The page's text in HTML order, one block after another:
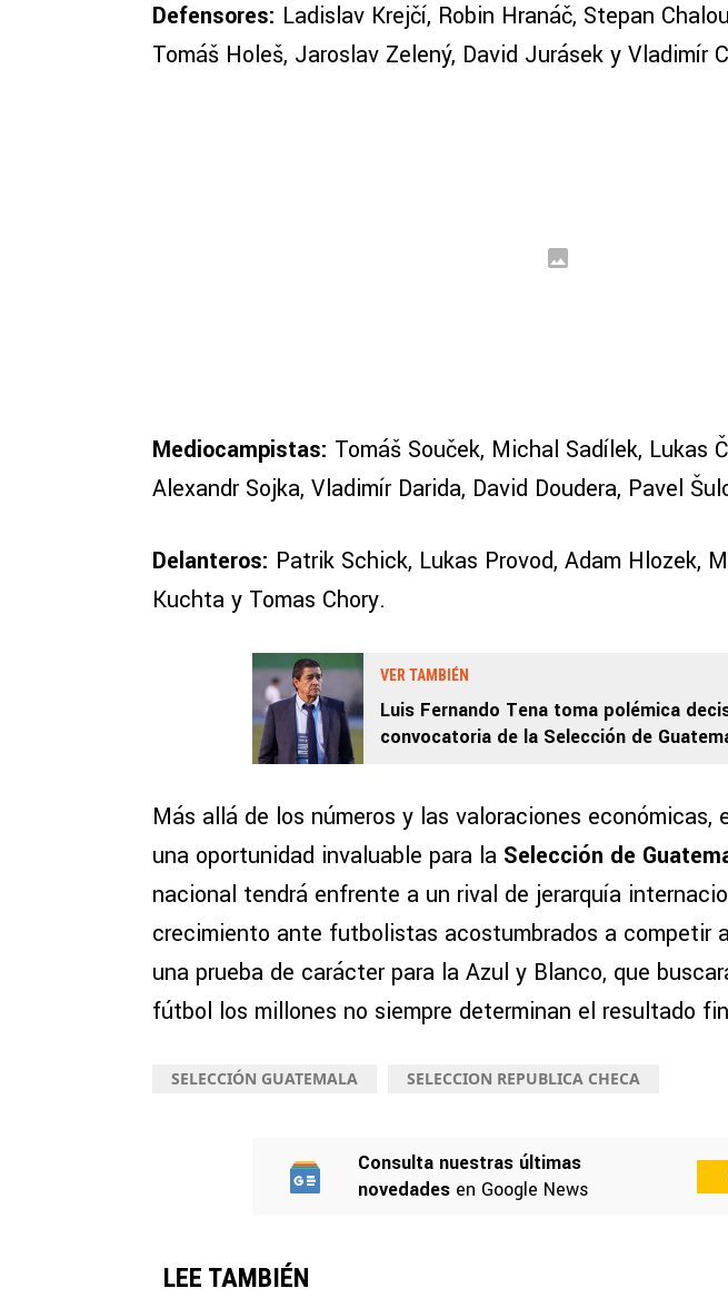
Defensores: Ladislav Krejčí, Robin Hranáč, Stepan
Tomáš Holeš, Jaroslav Zelený, David Jurásek y Vladimír
Mediocampistas: Tomáš Souček, Michal Sadílek, Lukas
Alexandr Sojka, Vladimír Darida, David Doudera, Pavel
Delanteros: Patrik Schick, Lukas Provod, Adam Hlozek,
Kuchta y Tomas Chory.
VER TAMBIÉN
Luis Fernando Tena toma polémica
convocatoria de la Selección de
Más allá de los números y las valoraciones económicas,
una oportunidad invaluable para la Selección de
nacional tendrá enfrente a un rival de jerarquía
crecimiento ante futbolistas acostumbrados a competir
una prueba de carácter para la Azul y Blanco, que
fútbol los millones no siempre determinan el resultado
SELECCIÓN GUATEMALA SELECCION REPUBLICA CHECA
Consulta nuestras últimas
novedades en Google News
LEE TAMBIÉN